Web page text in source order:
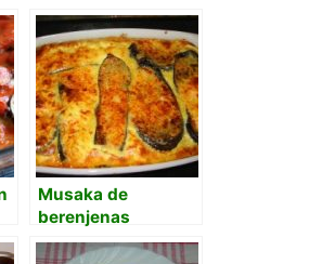
Musaka de
berenjenas